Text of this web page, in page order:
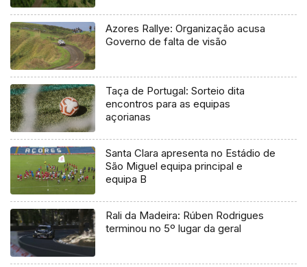
Azores Rallye: Organização acusa
Governo de falta de visão
Taça de Portugal: Sorteio dita
encontros para as equipas
açorianas
Santa Clara apresenta no Estádio de
São Miguel equipa principal e
equipa B
Rali da Madeira: Rúben Rodrigues
terminou no 5º lugar da geral